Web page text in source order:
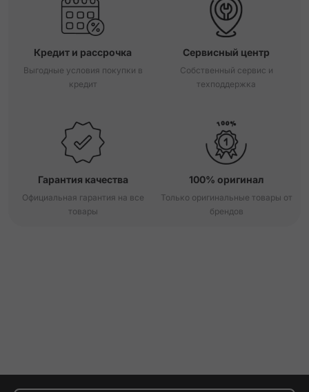
Кредит и рассрочка
Выгодные условия покупки в
кредит
Сервисный центр
Собственный сервис и
техподдержка
Гарантия качества
Официальная гарантия на все
товары
100% оригинал
Только оригинальные товары от
брендов